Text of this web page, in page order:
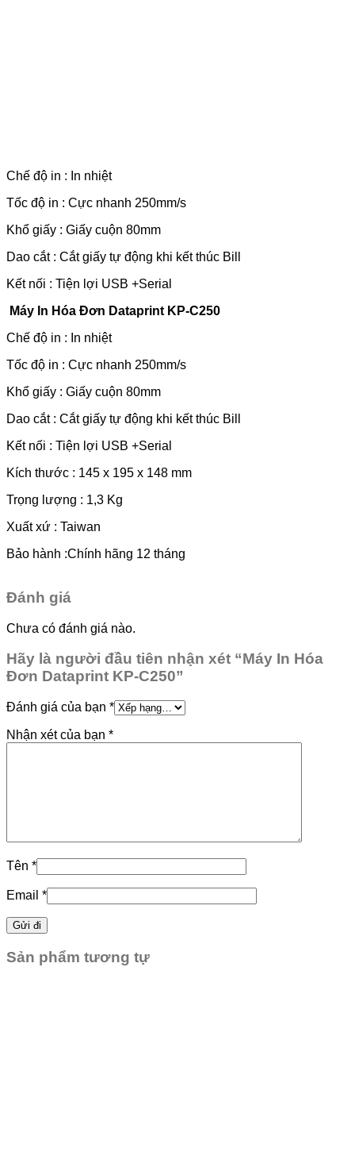
Chế độ in : In nhiệt
Tốc độ in : Cực nhanh 250mm/s
Khổ giấy : Giấy cuộn 80mm
Dao cắt : Cắt giấy tự động khi kết thúc Bill
Kết nối : Tiện lợi USB +Serial
Máy In Hóa Đơn Dataprint KP-C250
Chế độ in : In nhiệt
Tốc độ in : Cực nhanh 250mm/s
Khổ giấy : Giấy cuộn 80mm
Dao cắt : Cắt giấy tự động khi kết thúc Bill
Kết nối : Tiện lợi USB +Serial
Kích thước : 145 x 195 x 148 mm
Trọng lượng : 1,3 Kg
Xuất xứ : Taiwan
Bảo hành :Chính hãng 12 tháng
Đánh giá
Chưa có đánh giá nào.
Hãy là người đầu tiên nhận xét “Máy In Hóa
Đơn Dataprint KP-C250”
Đánh giá của bạn *
Nhận xét của bạn *
Tên *
Email *
Sản phẩm tương tự